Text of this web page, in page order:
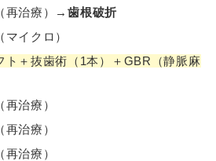
再治療）→歯根破折
イクロ）
ト＋抜歯術（1本）＋GBR（静脈麻
治療）
治療）
治療）